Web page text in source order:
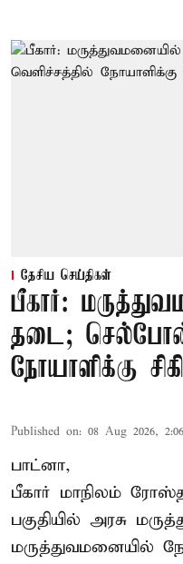
தேசிய செய்திகள்
பீகார்:
தடை; செல்போன்
நோயாளிக்கு
Published on: 08 Aug 2026,
பாட்னா,
பீகார் மாநிலம்
பகுதியில் அரசு
மருத்துவமனையில்